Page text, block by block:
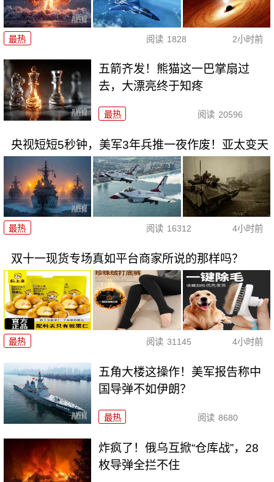
最热 阅读 1828 2小时前
五箭齐发！熊猫这一巴掌扇过
去，大漂亮终于知疼
最热 阅读 20596
央视短短5秒钟，美军3年兵推一夜作废！亚太变天
最热 阅读 16312 4小时前
双十一现货专场真如平台商家所说的那样吗？
最热 阅读 31145 4小时前
五角大楼这操作！美军报告称中
国导弹不如伊朗？
最热 阅读 8680
炸疯了！俄乌互掀“仓库战”，28
枚导弹全拦不住